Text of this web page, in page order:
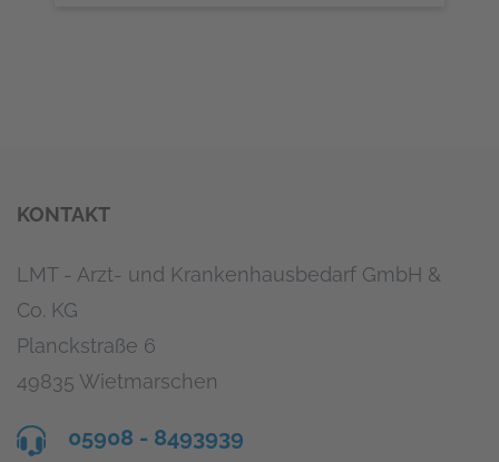
KONTAKT
LMT - Arzt- und Krankenhausbedarf GmbH &
Co. KG
Planckstraße 6
49835 Wietmarschen
05908 - 8493939